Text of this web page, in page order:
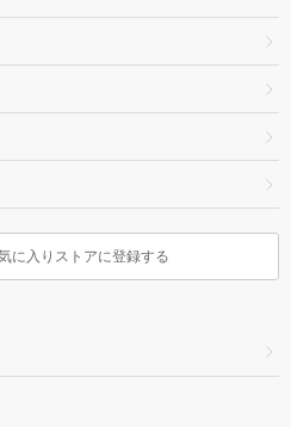
に入りストアに登録する